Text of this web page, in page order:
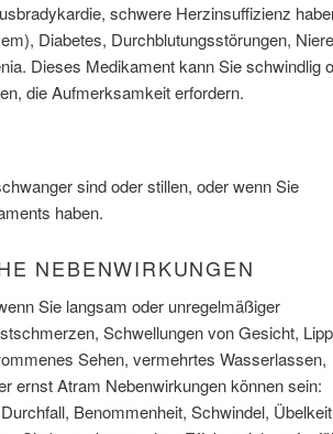
schwere Herzinsuffizienz
Diabetes, Durchblutungsstörungen,
Dieses Medikament kann Sie schwindlig
die Aufmerksamkeit erfordern.
sind oder stillen, oder wenn Sie
haben.
NEBENWIRKUNGEN
Sie langsam oder unregelmäßiger
Schwellungen von Gesicht,
Sehen, vermehrtes Wasserlassen,
ernst Atram Nebenwirkungen können sein:
Benommenheit, Schwindel,